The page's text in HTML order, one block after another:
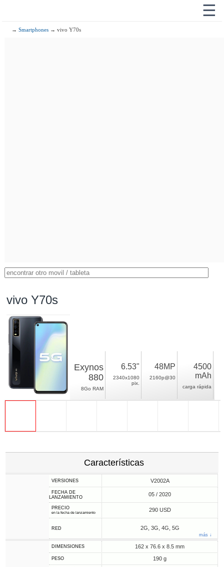
☰
→Smartphones → vivo Y70s
vivo Y70s
Exynos
880
8Go RAM
6.53"
2340x1080
pix.
48MP
2160p@30
4500
mAh
carga rápida
Características
VERSIONES V2002A
FECHA DE
LANZAMIENTO
05 / 2020
PRECIO
en la fecha de lanzamiento 290 USD
RED 2G, 3G, 4G, 5G
más ↓
DIMENSIONES 162 x 76.6 x 8.5 mm
PESO 190 g